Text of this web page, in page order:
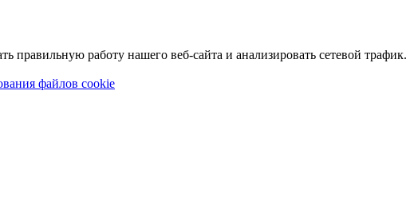
правильную работу нашего веб-сайта и анализировать сетевой трафик.
файлов cookie